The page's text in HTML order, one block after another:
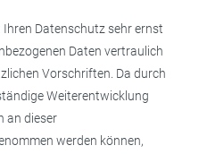
Datenschutz sehr ernst
Daten vertraulich
Vorschriften. Da durch
Weiterentwicklung
an dieser
werden können,